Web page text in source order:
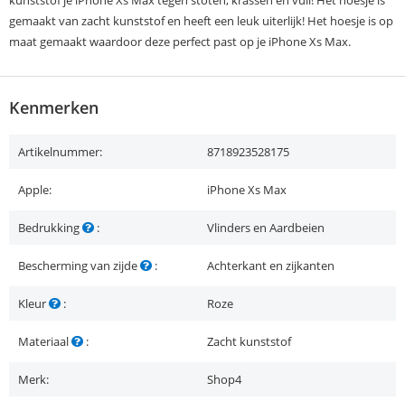
gemaakt van zacht kunststof en heeft een leuk uiterlijk! Het hoesje is op
maat gemaakt waardoor deze perfect past op je iPhone Xs Max.
Kenmerken
Artikelnummer: 8718923528175
Apple: iPhone Xs Max
Bedrukking : Vlinders en Aardbeien
Bescherming van zijde : Achterkant en zijkanten
Kleur : Roze
Materiaal : Zacht kunststof
Merk: Shop4